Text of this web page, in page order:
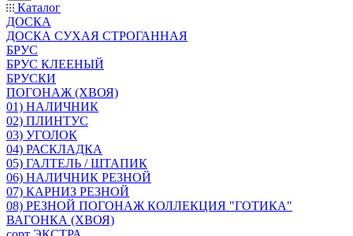
Каталог
ДОСКА
ДОСКА СУХАЯ СТРОГАННАЯ
БРУС
БРУС КЛЕЕНЫЙ
БРУСКИ
ПОГОНАЖ (ХВОЯ)
01) НАЛИЧНИК
02) ПЛИНТУС
03) УГОЛОК
04) РАСКЛАДКА
05) ГАЛТЕЛЬ / ШТАПИК
06) НАЛИЧНИК РЕЗНОЙ
07) КАРНИЗ РЕЗНОЙ
08) РЕЗНОЙ ПОГОНАЖ КОЛЛЕКЦИЯ "ГОТИКА"
ВАГОНКА (ХВОЯ)